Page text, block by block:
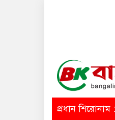
প্রধান শিরোনাম :